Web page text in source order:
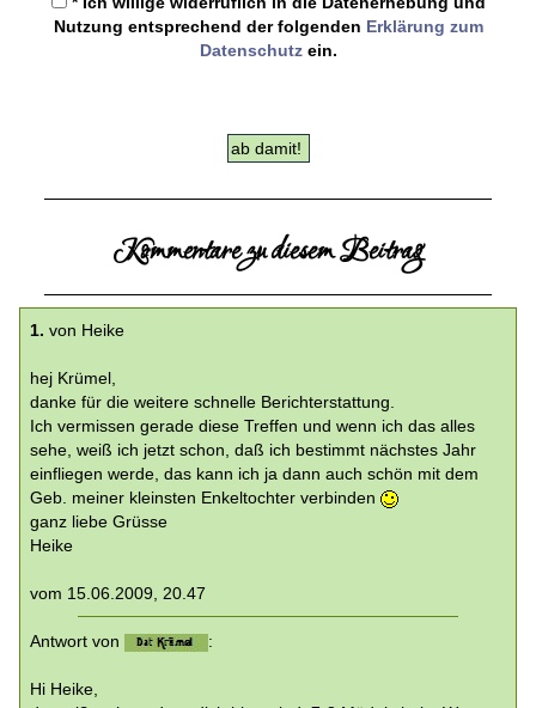
* Ich willige widerruflich in die Datenerhebung und
Nutzung entsprechend der folgenden Erklärung zum
Datenschutzein.
Kommentare zu diesem Beitrag
1. von Heike
hej Krümel,
danke für die weitere schnelle Berichterstattung.
Ich vermissen gerade diese Treffen und wenn ich das alles
sehe, weiß ich jetzt schon, daß ich bestimmt nächstes Jahr
einfliegen werde, das kann ich ja dann auch schön mit dem
Geb. meiner kleinsten Enkeltochter verbinden
ganz liebe Grüsse
Heike
vom 15.06.2009, 20.47
Antwort von :
Hi Heike,